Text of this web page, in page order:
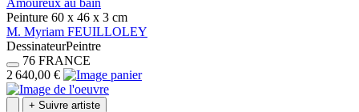
Peinture 60 x 46 x 3 cm
M. Myriam FEUILLOLEY
DessinateurPeintre
76 FRANCE
2 640,00 €
+ Suivre artiste